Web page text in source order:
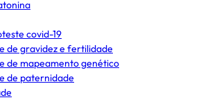
covid-19
de gravidez e fertilidade
de mapeamento genético
de paternidade